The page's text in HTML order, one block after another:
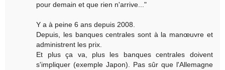
pour demain et que rien n'arrive..."
Y a à peine 6 ans depuis 2008.
Depuis, les banques centrales sont à la manœuvre et
administrent les prix.
Et plus ça va, plus les banques centrales doivent
s'impliquer (exemple Japon). Pas sûr que l'Allemagne